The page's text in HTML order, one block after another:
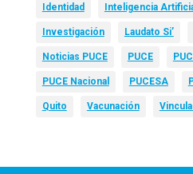
Identidad Inteligencia
Investigación Laudato Si’
Noticias PUCE PUCE
PUCE Nacional PUCESA
Quito Vacunación